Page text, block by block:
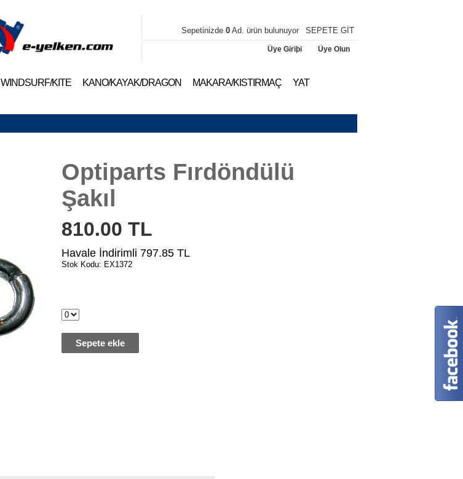
Sepetinizde 0Ad. ürün bulunuyor SEPETE GİT
Üye Giriþi Üye Olun
WINDSURF/KITE KANO/KAYAK/DRAGON MAKARA/KISTIRMAÇ YAT
Optiparts Fırdöndülü
Şakıl
810.00 TL
Havale İndirimli 797.85TL
Stok Kodu: EX1372
Sepete ekle